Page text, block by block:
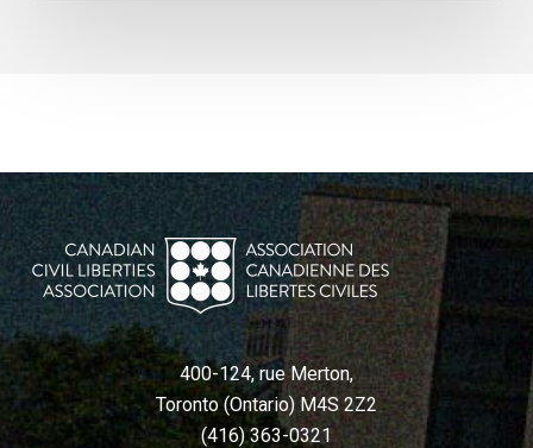
400-124, rue Merton,
Toronto (Ontario) M4S 2Z2
(416) 363-0321